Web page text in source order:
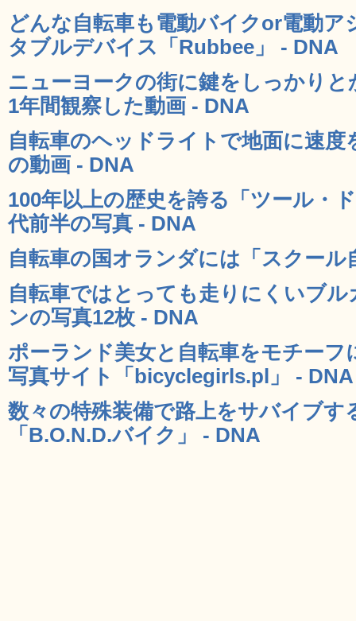
どんな自転車も電動バイクor電動ア
タブルデバイス「Rubbee」 - DNA
ニューヨークの街に鍵をしっかり
1年間観察した動画 - DNA
自転車のヘッドライトで地面に速
の動画 - DNA
100年以上の歴史を誇る「ツール・
代前半の写真 - DNA
自転車の国オランダには「スクール
自転車ではとっても走りにくいブ
ンの写真12枚 - DNA
ポーランド美女と自転車をモチー
写真サイト「bicyclegirls.pl」 - DNA
数々の特殊装備で路上をサバイブす
「B.O.N.D.バイク」 - DNA